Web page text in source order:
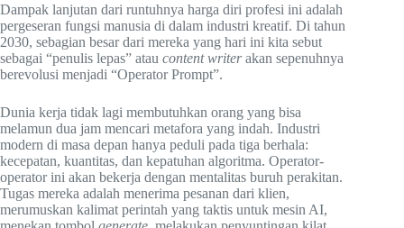
Dampak lanjutan dari runtuhnya harga diri profesi ini adalah
pergeseran fungsi manusia di dalam industri kreatif. Di tahun
2030, sebagian besar dari mereka yang hari ini kita sebut
sebagai “penulis lepas” atau content writerakan sepenuhnya
berevolusi menjadi “Operator Prompt”.
Dunia kerja tidak lagi membutuhkan orang yang bisa
melamun dua jam mencari metafora yang indah. Industri
modern di masa depan hanya peduli pada tiga berhala:
kecepatan, kuantitas, dan kepatuhan algoritma. Operator-
operator ini akan bekerja dengan mentalitas buruh perakitan.
Tugas mereka adalah menerima pesanan dari klien,
merumuskan kalimat perintah yang taktis untuk mesin AI,